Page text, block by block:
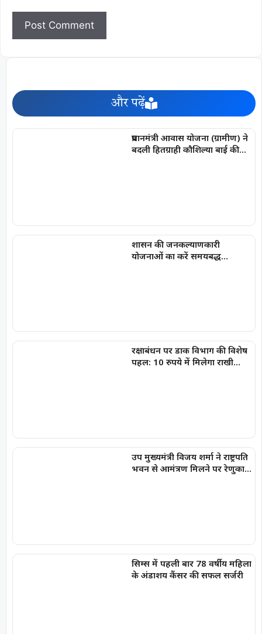
और पढ़ें
प्रधानमंत्री आवास योजना (ग्रामीण) ने
बदली हितग्राही कौशिल्या बाई की
शासन की जनकल्याणकारी
योजनाओं का करें समयबद्ध
रक्षाबंधन पर डाक विभाग की विशेष
पहल: 10 रुपये में मिलेगा राखी
उप मुख्यमंत्री विजय शर्मा ने राष्ट्रपति
भवन से आमंत्रण मिलने पर रेणुका
सिम्स में पहली बार 78 वर्षीय महिला
के अंडाशय कैंसर की सफल सर्जरी